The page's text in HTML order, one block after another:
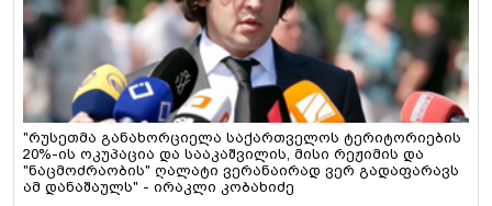
"რუსეთმა განახორციელა საქართველოს ტერიტორიების
20%-ის ოკუპაცია და სააკაშვილის, მისი რეჟიმის და
"ნაცმოძრაობის" ღალატი ვერანაირად ვერ გადაფარავს
ამ დანაშაულს" - ირაკლი კობახიძე